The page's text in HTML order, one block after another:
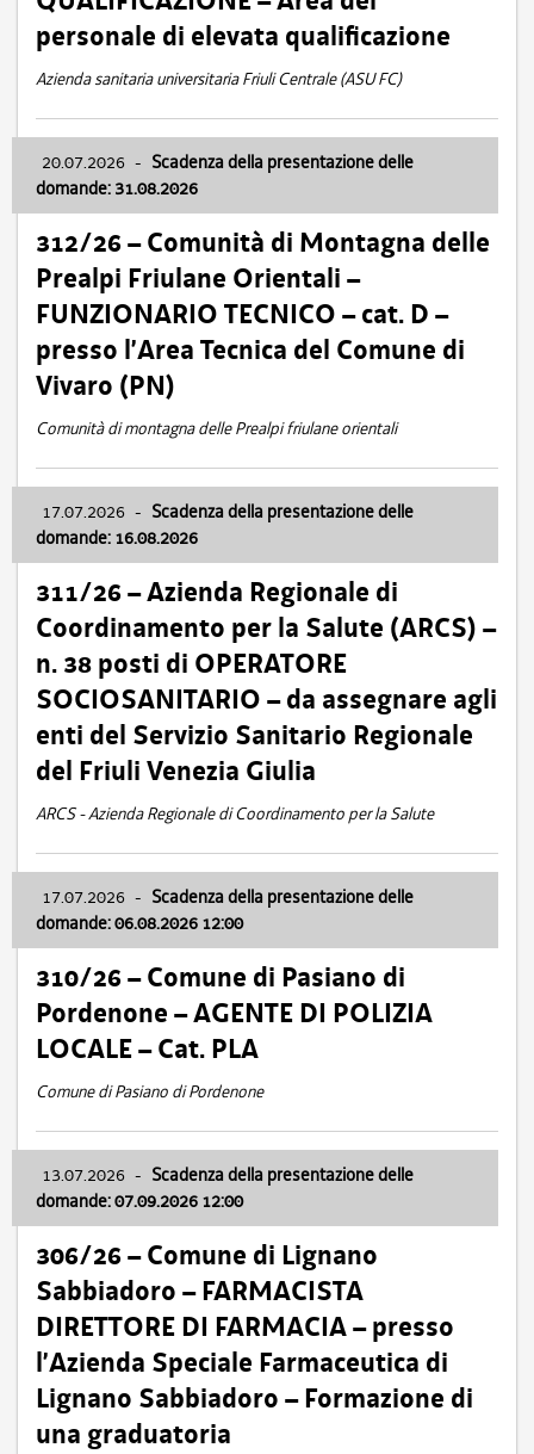
personale di elevata qualificazione
Azienda sanitaria universitaria Friuli Centrale (ASU FC)
20.07.2026 - Scadenza della presentazione delle
domande: 31.08.2026
312/26 – Comunità di Montagna delle
Prealpi Friulane Orientali –
FUNZIONARIO TECNICO – cat. D –
presso l’Area Tecnica del Comune di
Vivaro (PN)
Comunità di montagna delle Prealpi friulane orientali
17.07.2026 - Scadenza della presentazione delle
domande: 16.08.2026
311/26 – Azienda Regionale di
Coordinamento per la Salute (ARCS) –
n. 38 posti di OPERATORE
SOCIOSANITARIO – da assegnare agli
enti del Servizio Sanitario Regionale
del Friuli Venezia Giulia
ARCS - Azienda Regionale di Coordinamento per la Salute
17.07.2026 - Scadenza della presentazione delle
domande: 06.08.2026 12:00
310/26 – Comune di Pasiano di
Pordenone – AGENTE DI POLIZIA
LOCALE – Cat. PLA
Comune di Pasiano di Pordenone
13.07.2026 - Scadenza della presentazione delle
domande: 07.09.2026 12:00
306/26 – Comune di Lignano
Sabbiadoro – FARMACISTA
DIRETTORE DI FARMACIA – presso
l’Azienda Speciale Farmaceutica di
Lignano Sabbiadoro – Formazione di
una graduatoria